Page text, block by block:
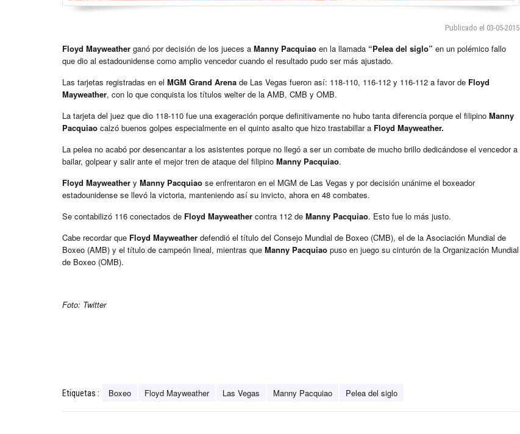
Publicado el 03-05-2015
Floyd Mayweather ganó por decisión de los jueces a Manny Pacquiao en la llamada “Pelea del siglo” en un polémico fallo
que dio al estadounidense como amplio vencedor cuando el resultado pudo ser más ajustado.
Las tarjetas registradas en el MGM Grand Arena de Las Vegas fueron así: 118-110, 116-112 y 116-112 a favor de Floyd
Mayweather, con lo que conquista los títulos welter de la AMB, CMB y OMB.
La tarjeta del juez que dio 118-110 fue una exageración porque definitivamente no hubo tanta diferencia porque el filipino Manny
Pacquiao calzó buenos golpes especialmente en el quinto asalto que hizo trastabillar a Floyd Mayweather.
La pelea no acabó por desencantar a los asistentes porque no llegó a ser un combate de mucho brillo dedicándose el vencedor a
bailar, golpear y salir ante el mejor tren de ataque del filipino Manny Pacquiao.
Floyd Mayweather y Manny Pacquiao se enfrentaron en el MGM de Las Vegas y por decisión unánime el boxeador
estadounidense se llevó la victoria, manteniendo así su invicto, ahora en 48 combates.
Se contabilizó 116 conectados de Floyd Mayweather contra 112 de Manny Pacquiao. Esto fue lo más justo.
Cabe recordar que Floyd Mayweather defendió el título del Consejo Mundial de Boxeo (CMB), el de la Asociación Mundial de
Boxeo (AMB) y el título de campeón lineal, mientras que Manny Pacquiao puso en juego su cinturón de la Organización Mundial
de Boxeo (OMB).
Foto: Twitter
Etiquetas : Boxeo Floyd Mayweather Las Vegas Manny Pacquiao Pelea del siglo